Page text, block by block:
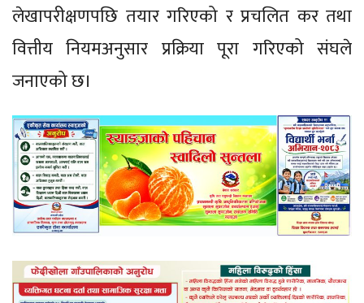
लेखापरीक्षणपछि तयार गरिएको र प्रचलित कर तथा
वित्तीय नियमअनुसार प्रक्रिया पूरा गरिएको संघले
जनाएको छ।